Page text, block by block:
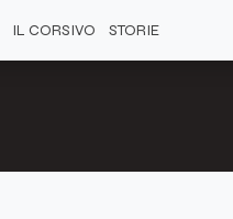
IL CORSIVO STORIE